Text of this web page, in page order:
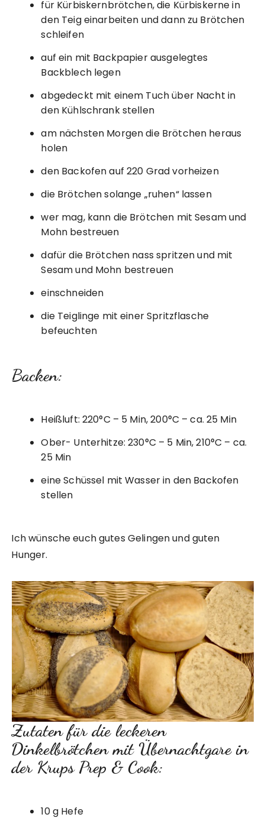
für Kürbiskernbrötchen, die Kürbiskerne in
den Teig einarbeiten und dann zu Brötchen
schleifen
auf ein mit Backpapier ausgelegtes
Backblech legen
abgedeckt mit einem Tuch über Nacht in
den Kühlschrank stellen
am nächsten Morgen die Brötchen heraus
holen
den Backofen auf 220 Grad vorheizen
die Brötchen solange „ruhen“ lassen
wer mag, kann die Brötchen mit Sesam und
Mohn bestreuen
dafür die Brötchen nass spritzen und mit
Sesam und Mohn bestreuen
einschneiden
die Teiglinge mit einer Spritzflasche
befeuchten
Backen:
Heißluft: 220°C – 5 Min, 200°C – ca. 25 Min
Ober- Unterhitze: 230°C – 5 Min, 210°C – ca.
25 Min
eine Schüssel mit Wasser in den Backofen
stellen
Ich wünsche euch gutes Gelingen und guten
Hunger.
Zutaten für die leckeren
Dinkelbrötchen mit Übernachtgare in
der Krups Prep & Cook:
10 g Hefe